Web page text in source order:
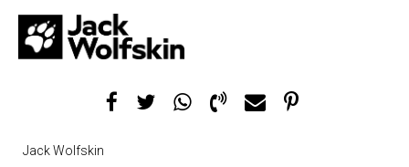
Jack Wolfskin